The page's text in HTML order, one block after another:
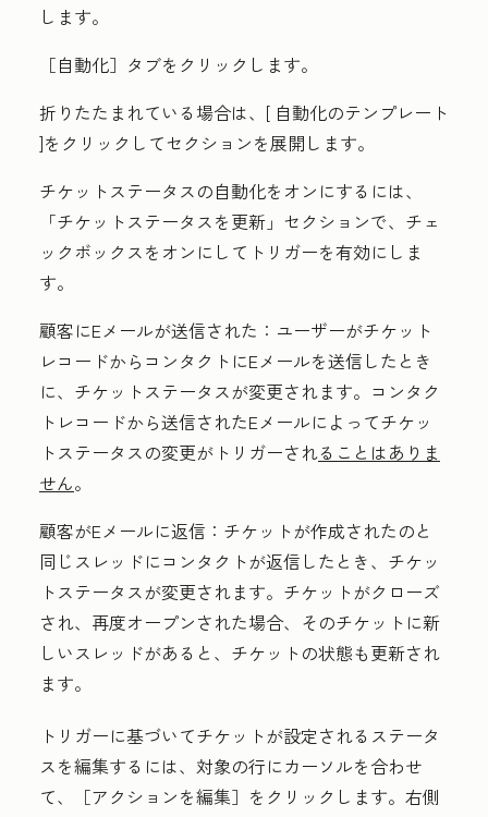
します。
［自動化］ タブをクリックします。
折りたたまれている場合は、[ 自動化のテンプレート
]をクリックしてセクションを展開します。
チケットステータスの自動化をオンにするには、
「チケットステータスを更新」 セクションで、 チェ
ックボックスをオンにしてトリガーを有効にしま
す。
顧客にEメールが送信された： ユーザーがチケット
レコードからコンタクトにEメールを送信したとき
に、チケットステータスが変更されます。 コンタク
トレコードから送信されたEメールによってチケッ
トステータスの変更がトリガーされることはありま
せん。
顧客がEメールに返信： チケットが作成されたのと
同じスレッドにコンタクトが返信したとき、チケッ
トステータスが変更されます。チケットがクローズ
され、再度オープンされた場合、そのチケットに新
しいスレッドがあると、チケットの状態も更新され
ます。
トリガーに基づいてチケットが設定されるステータ
スを編集するには、対象の行にカーソルを合わせ
て、［アクションを編集］ をクリックします。右側